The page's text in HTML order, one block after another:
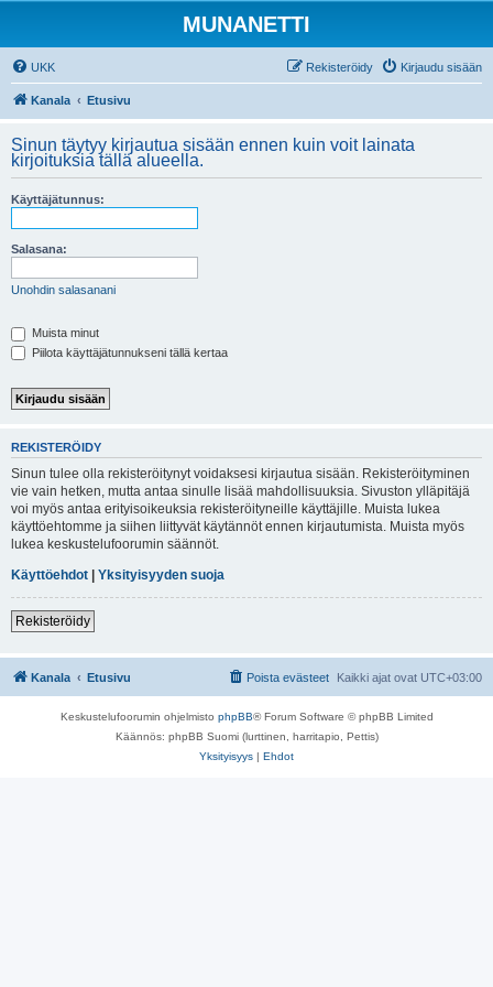
MUNANETTI
UKK Kirjaudu sisään
Rekisteröidy
Kanala Etusivu
Sinun täytyy kirjautua sisään ennen kuin voit lainata
kirjoituksia tällä alueella.
Käyttäjätunnus:
Salasana:
Unohdin salasanani
Muista minut
Piilota käyttäjätunnukseni tällä kertaa
REKISTERÖIDY
Sinun tulee olla rekisteröitynyt voidaksesi kirjautua sisään. Rekisteröityminen
vie vain hetken, mutta antaa sinulle lisää mahdollisuuksia. Sivuston ylläpitäjä
voi myös antaa erityisoikeuksia rekisteröityneille käyttäjille. Muista lukea
käyttöehtomme ja siihen liittyvät käytännöt ennen kirjautumista. Muista myös
lukea keskustelufoorumin säännöt.
Käyttöehdot | Yksityisyyden suoja
Rekisteröidy
Kanala Etusivu Kaikki ajat ovat UTC+03:00
Poista evästeet
Keskustelufoorumin ohjelmisto phpBB® Forum Software © phpBB Limited
Käännös: phpBB Suomi (lurttinen, harritapio, Pettis)
Yksityisyys | Ehdot